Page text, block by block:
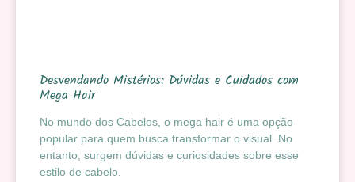
Desvendando Mistérios: Dúvidas e Cuidados com
Mega Hair
No mundo dos Cabelos, o mega hair é uma opção
popular para quem busca transformar o visual. No
entanto, surgem dúvidas e curiosidades sobre esse
estilo de cabelo.